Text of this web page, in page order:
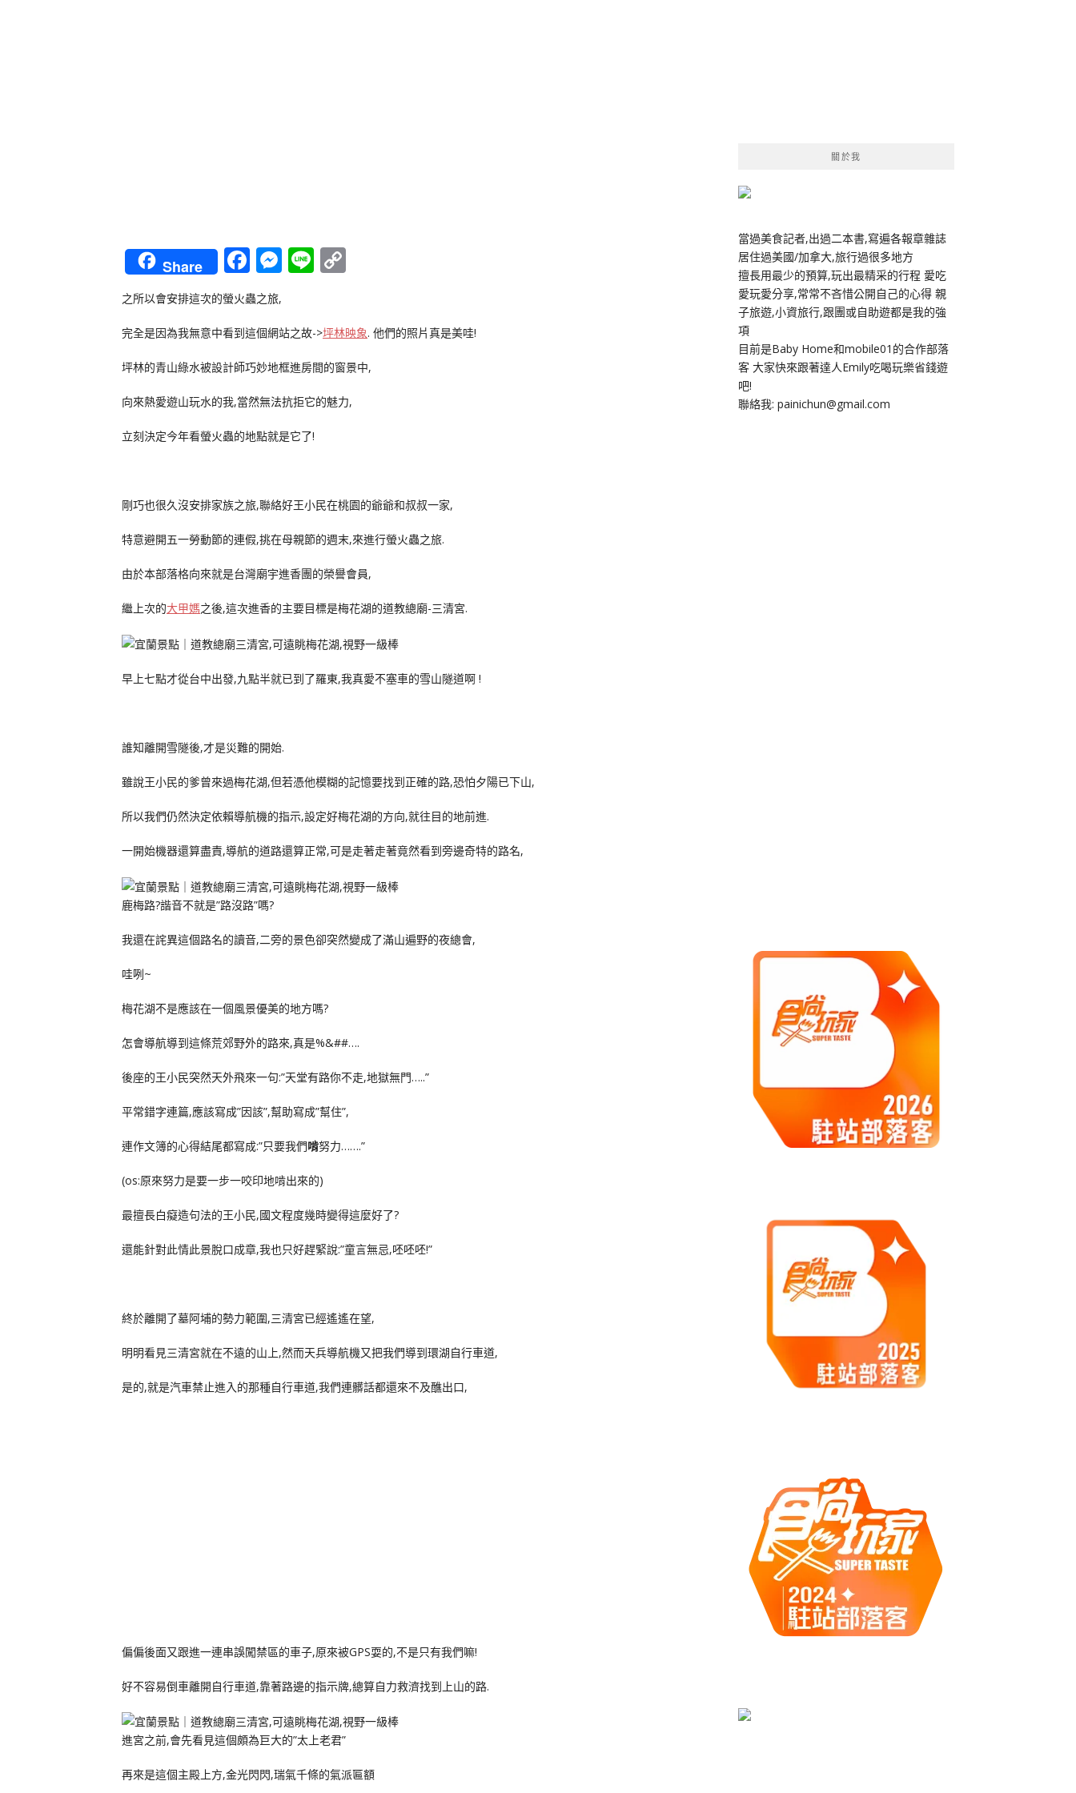
Share Facebook
Messenger
Line
之所以會安排這次的螢火蟲之旅,
完全是因為我無意中看到這個網站之故->坪林映象. 他們的照片真是美哇!
坪林的青山綠水被設計師巧妙地框進房間的窗景中,
向來熱愛遊山玩水的我,當然無法抗拒它的魅力,
立刻決定今年看螢火蟲的地點就是它了!
剛巧也很久沒安排家族之旅,聯絡好王小民在桃園的爺爺和叔叔一家,
特意避開五一勞動節的連假,挑在母親節的週末,來進行螢火蟲之旅.
由於本部落格向來就是台灣廟宇進香團的榮譽會員,
繼上次的大甲媽之後,這次進香的主要目標是梅花湖的道教總廟-三清宮.
早上七點才從台中出發,九點半就已到了羅東,我真愛不塞車的雪山隧道啊 !
誰知離開雪隧後,才是災難的開始.
雖說王小民的爹曾來過梅花湖,但若憑他模糊的記憶要找到正確的路,恐怕夕陽已下山,
所以我們仍然決定依賴導航機的指示,設定好梅花湖的方向,就往目的地前進.
一開始機器還算盡責,導航的道路還算正常,可是走著走著竟然看到旁邊奇特的路名,
鹿梅路?諧音不就是”路沒路”嗎?
我還在詫異這個路名的讀音,二旁的景色卻突然變成了滿山遍野的夜總會,
哇咧~
梅花湖不是應該在一個風景優美的地方嗎?
怎會導航導到這條荒郊野外的路來,真是%&##….
後座的王小民突然天外飛來一句:”天堂有路你不走,地獄無門…..”
平常錯字連篇,應該寫成”因該”,幫助寫成”幫住”,
連作文簿的心得結尾都寫成:”只要我們啃努力…….”
(os:原來努力是要一步一咬印地啃出來的)
最擅長白癡造句法的王小民,國文程度幾時變得這麼好了?
還能針對此情此景脫口成章,我也只好趕緊說:”童言無忌,呸呸呸!”
終於離開了墓阿埔的勢力範圍,三清宮已經遙遙在望,
明明看見三清宮就在不遠的山上,然而天兵導航機又把我們導到環湖自行車道,
是的,就是汽車禁止進入的那種自行車道,我們連髒話都還來不及醮出口,
偏偏後面又跟進一連串誤闖禁區的車子,原來被GPS耍的,不是只有我們嘛!
好不容易倒車離開自行車道,靠著路邊的指示牌,總算自力救濟找到上山的路.
進宮之前,會先看見這個頗為巨大的”太上老君”
再來是這個主殿上方,金光閃閃,瑞氣千條的氣派匾額
關於我
當過美食記者,出過二本書,寫遍各報章雜誌
居住過美國/加拿大,旅行過很多地方
擅長用最少的預算,玩出最精采的行程 愛吃
愛玩愛分享,常常不吝惜公開自己的心得 親
子旅遊,小資旅行,跟團或自助遊都是我的強
項
目前是Baby Home和mobile01的合作部落
客 大家快來跟著達人Emily吃喝玩樂省錢遊
吧!
聯絡我: painichun@gmail.com